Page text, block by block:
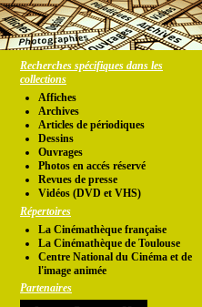
Recherches spécifiques dans les
collections
Affiches
Archives
Articles de périodiques
Dessins
Ouvrages
Photos en accés réservé
Revues de presse
Vidéos (DVD et VHS)
Répertoires
La Cinémathèque française
La Cinémathèque de Toulouse
Centre National du Cinéma et de
l'image animée
Partenaires